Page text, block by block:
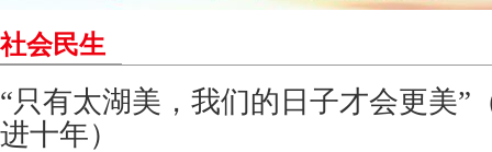
社会民生
“只有太湖美，我们的日子才会更美”
进十年）